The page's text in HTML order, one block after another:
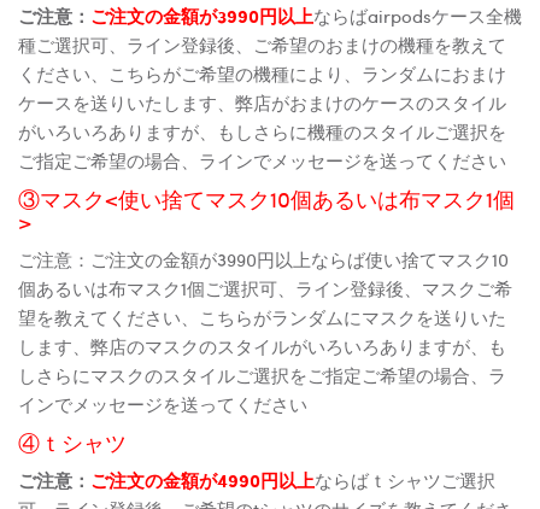
ご注意： ご注文の金額が3990円以上ならばairpodsケース全機
種ご選択可、ライン登録後、ご希望のおまけの機種を教えて
ください、こちらがご希望の機種により、ランダムにおまけ
ケースを送りいたします、弊店がおまけのケースのスタイル
がいろいろありますが、もしさらに機種のスタイルご選択を
ご指定ご希望の場合、ラインでメッセージを送ってください
③マスク<使い捨てマスク10個あるいは布マスク1個
>
ご注意：ご注文の金額が3990円以上ならば使い捨てマスク10
個あるいは布マスク1個ご選択可、ライン登録後、マスクご希
望を教えてください、こちらがランダムにマスクを送りいた
します、弊店のマスクのスタイルがいろいろありますが、も
しさらにマスクのスタイルご選択をご指定ご希望の場合、ラ
インでメッセージを送ってください
④ｔシャツ
ご注意： ご注文の金額が4990円以上ならばｔシャツご選択